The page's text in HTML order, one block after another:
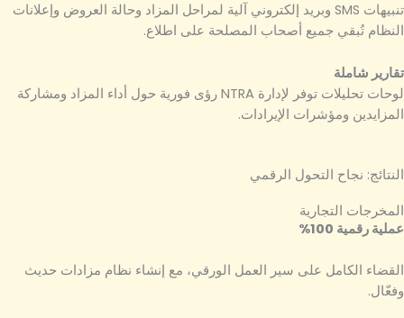
تنبيهات SMS وبريد إلكتروني آلية لمراحل المزاد وحالة العروض وإعلانات
النظام تُبقي جميع أصحاب المصلحة على اطلاع.
تقارير شاملة
لوحات تحليلات توفر لإدارة NTRA رؤى فورية حول أداء المزاد ومشاركة
المزايدين ومؤشرات الإيرادات.
النتائج: نجاح التحول الرقمي
المخرجات التجارية
عملية رقمية 100%
القضاء الكامل على سير العمل الورقي، مع إنشاء نظام مزادات حديث
وفعّال.